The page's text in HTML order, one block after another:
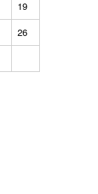
19
26